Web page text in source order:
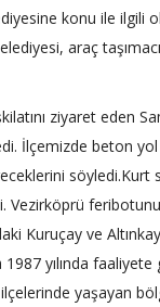
konu ile ilgili
araç
ziyaret eden
İlçemizde beton
Kuruçay ve
1987 yılında
yaşayan